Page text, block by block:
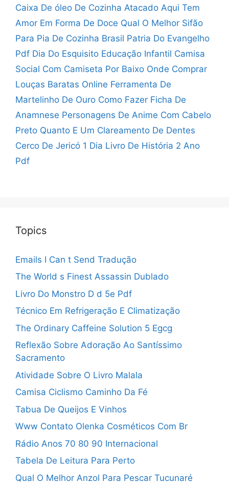
Caixa De óleo De Cozinha Atacado Aqui Tem
Amor Em Forma De Doce Qual O Melhor Sifão
Para Pia De Cozinha Brasil Patria Do Evangelho
Pdf Dia Do Esquisito Educação Infantil Camisa
Social Com Camiseta Por Baixo Onde Comprar
Louças Baratas Online Ferramenta De
Martelinho De Ouro Como Fazer Ficha De
Anamnese Personagens De Anime Com Cabelo
Preto Quanto E Um Clareamento De Dentes
Cerco De Jericó 1 Dia Livro De História 2 Ano
Pdf
Topics
Emails I Can t Send Tradução
The World s Finest Assassin Dublado
Livro Do Monstro D d 5e Pdf
Técnico Em Refrigeração E Climatização
The Ordinary Caffeine Solution 5 Egcg
Reflexão Sobre Adoração Ao Santíssimo
Sacramento
Atividade Sobre O Livro Malala
Camisa Ciclismo Caminho Da Fé
Tabua De Queijos E Vinhos
Www Contato Olenka Cosméticos Com Br
Rádio Anos 70 80 90 Internacional
Tabela De Leitura Para Perto
Qual O Melhor Anzol Para Pescar Tucunaré